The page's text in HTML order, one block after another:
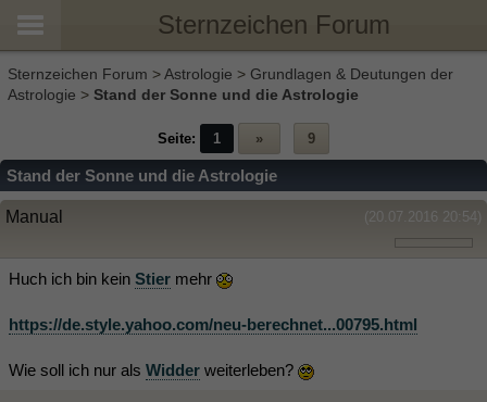
Sternzeichen Forum
Sternzeichen Forum >Astrologie > Grundlagen & Deutungen der
Astrologie > Stand der Sonne und die Astrologie
Seite: 1 » 9
Stand der Sonne und die Astrologie
(20.07.2016 20:54)
Manual
Huch ich bin kein Stier mehr
https://de.style.yahoo.com/neu-berechnet...00795.html
Wie soll ich nur als Widder weiterleben?